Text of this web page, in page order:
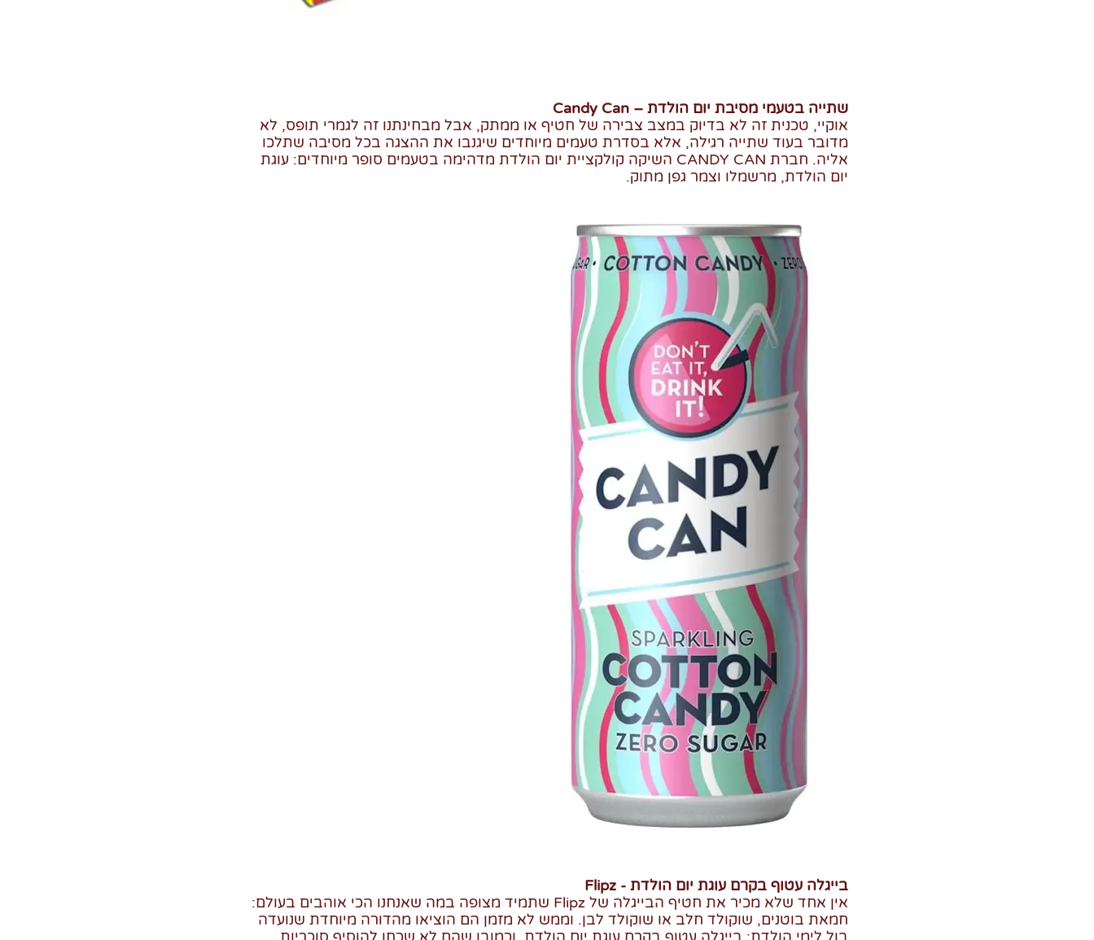
שתייה בטעמי מסיבת יום הולדת – Candy Can
אוקיי, טכנית זה לא בדיוק במצב צבירה של חטיף או ממתק, אבל מבחינתנו זה לגמרי תופס, לא
מדובר בעוד שתייה רגילה, אלא בסדרת טעמים מיוחדים שיגנבו את ההצגה בכל מסיבה שתלכו
אליה. חברת CANDY CAN השיקה קולקציית יום הולדת מדהימה בטעמים סופר מיוחדים: עוגת
יום הולדת, מרשמלו וצמר גפן מתוק.
בייגלה עטוף בקרם עוגת יום הולדת - Flipz
אין אחד שלא מכיר את חטיף הבייגלה של Flipz שתמיד מצופה במה שאנחנו הכי אוהבים בעולם:
חמאת בוטנים, שוקולד חלב או שוקולד לבן. וממש לא מזמן הם הוציאו מהדורה מיוחדת שנועדה